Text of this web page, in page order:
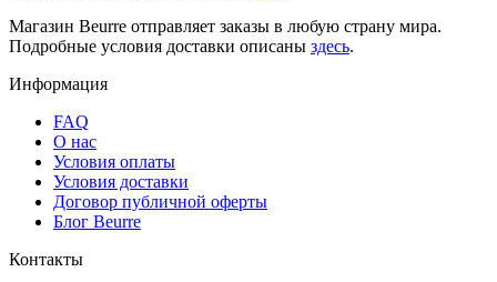
Магазин Beurre отправляет заказы в любую страну мира.
Подробные условия доставки описаны здесь.
Информация
FAQ
O нас
Условия оплаты
Условия доставки
Договор публичной оферты
Блог Beurre
Контакты